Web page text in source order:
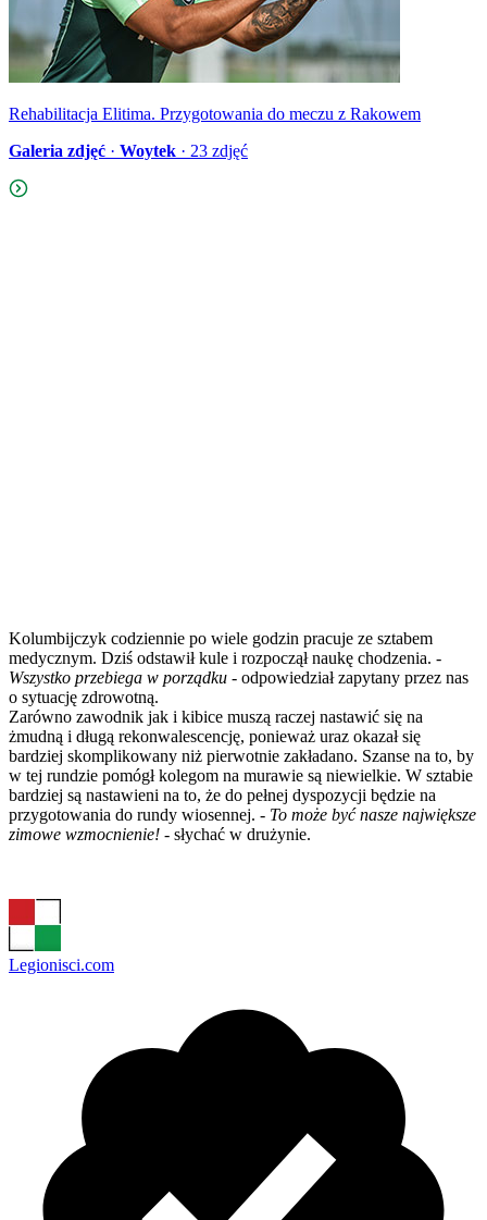
Rehabilitacja Elitima. Przygotowania do meczu z Rakowem
Galeria zdjęć · Woytek · 23 zdjęć
Kolumbijczyk codziennie po wiele godzin pracuje ze sztabem
medycznym. Dziś odstawił kule i rozpoczął naukę chodzenia. -
Wszystko przebiega w porządku - odpowiedział zapytany przez nas
o sytuację zdrowotną.
Zarówno zawodnik jak i kibice muszą raczej nastawić się na
żmudną i długą rekonwalescencję, ponieważ uraz okazał się
bardziej skomplikowany niż pierwotnie zakładano. Szanse na to, by
w tej rundzie pomógł kolegom na murawie są niewielkie. W sztabie
bardziej są nastawieni na to, że do pełnej dyspozycji będzie na
przygotowania do rundy wiosennej. - To może być nasze największe
zimowe wzmocnienie! - słychać w drużynie.
Legionisci.com